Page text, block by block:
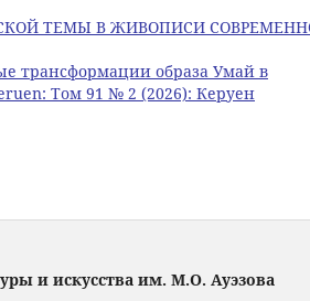
ТЕМЫ В ЖИВОПИСИ
трансформации образа Умай в
Том 91 № 2 (2026): Керуен
и искусства им. М.О. Ауэзова